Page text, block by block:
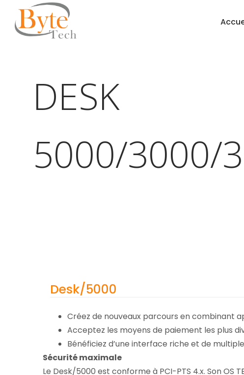
DESK
5000/3000/
Desk/5000
Créez de nouveaux parcours en combinant
Acceptez les moyens de paiement les plus
Bénéficiez d’une interface riche et de
Sécurité maximale
Le Desk/5000 est conforme à PCI-PTS 4.x. Son